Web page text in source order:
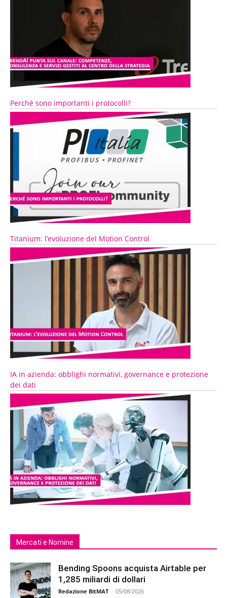
Perché sono importanti i protocolli?
Titanium: l’evoluzione del Motion Control
IA in azienda: obblighi normativi, governance e protezione
dei dati
Mercati e Nomine
Bending Spoons acquista Airtable per
1,285 miliardi di dollari
Redazione BitMAT - 05/08/2026